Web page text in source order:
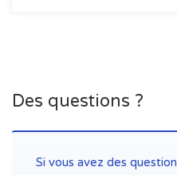
Des questions ?
Si vous avez des